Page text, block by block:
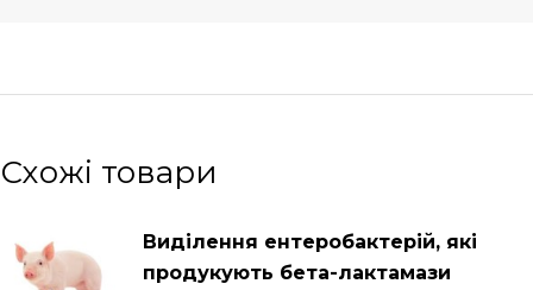
Схожі товари
Виділення ентеробактерій, які
продукують бета-лактамази